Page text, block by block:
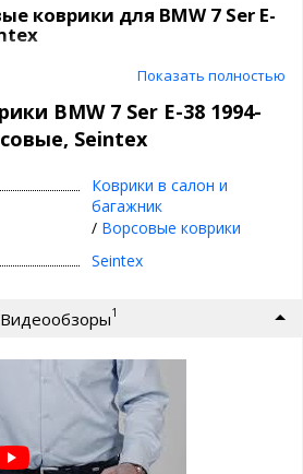
коврики для BMW 7 Ser E-
премиум класса |
Seintex
материалов:
покрытие
так как сделаны под
идельно повторяют
день круглый год -
весна
подпятник
чистятся и моются,
⊕ Идеальное повторение
Показать полностью
BMW 7 Ser E-38 1994-
Seintex
Коврики в салон и
багажник
/ Ворсовые коврики
Seintex
Видеообзоры1